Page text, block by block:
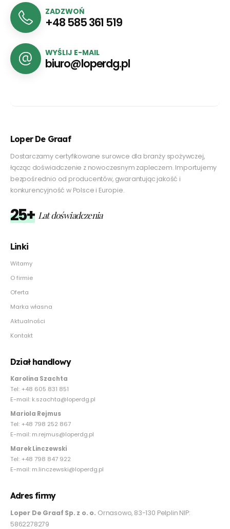
ZADZWOŃ
+48 585 361 519
WYŚLIJ E-MAIL
biuro@loperdg.pl
Loper De Graaf
Dostarczamy certyfikowane surowce dla branży spożywczej,
łącząc doświadczenie z nowoczesnym zapleczem. Importujemy
bezpośrednio od producentów, gwarantując jakość i
konkurencyjność w Polsce i Europie.
25+ Lat doświadczenia
Linki
Witamy
O firmie
Oferta
Marka własna
Aktualności
Kontakt
Dział handlowy
Karolina Szachta
Tel: +48 605 831 851
E-mail: k.szachta@loperdg.pl
Mariola Rejmus
Tel: +48 798 252 867
E-mail: m.rejmus@loperdg.pl
Marek Linczewski
Tel: +48 798 847 922
E-mail: m.linczewski@loperdg.pl
Adres firmy
Loper De Graaf Sp. z o. o. Ornasowo, 83-130 Pelplin NIP:
5862278279